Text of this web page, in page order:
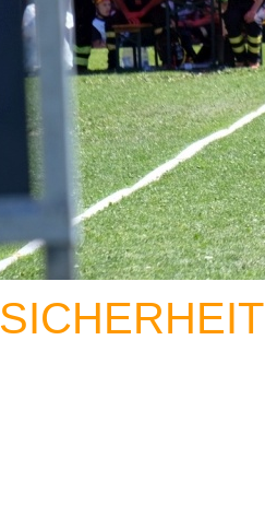
SICHERHEIT